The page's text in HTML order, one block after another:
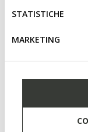
STATISTICHE
MARKETING
Technologieën